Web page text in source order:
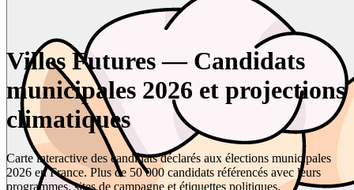
Villes Futures — Candidats
municipales 2026 et projections
climatiques
Carte interactive des candidats déclarés aux élections municipales
2026 en France. Plus de 50 000 candidats référencés avec leurs
programmes, sites de campagne et étiquettes politiques.